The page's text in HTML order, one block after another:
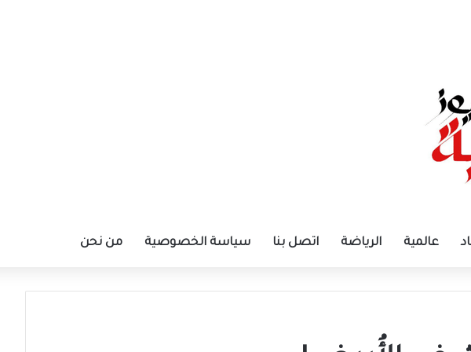
عالمية الرياضة اتصل بنا سياسة الخصوصية من نحن